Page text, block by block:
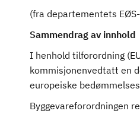
(fra departementets
Sammendrag av innhold
I henhold tilforordning
kommisjonenvedtatt en
europeiske
Byggevareforordningen